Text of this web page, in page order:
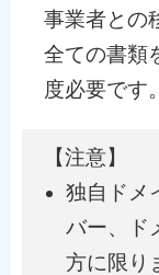
事業者との
全ての書類
度必要です。
【注意】
独自ドメ
バー、ド
方に限り